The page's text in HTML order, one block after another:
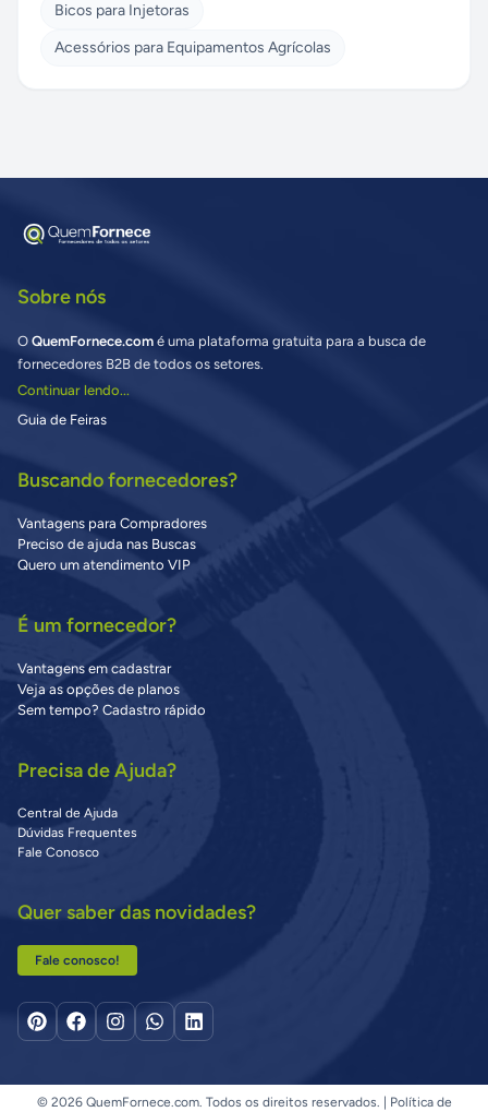
Bicos para Injetoras
Acessórios para Equipamentos Agrícolas
Sobre nós
O QuemFornece.com é uma plataforma gratuita para a busca de
fornecedores B2B de todos os setores.
Continuar lendo...
Guia de Feiras
Buscando fornecedores?
Vantagens para Compradores
Preciso de ajuda nas Buscas
Quero um atendimento VIP
É um fornecedor?
Vantagens em cadastrar
Veja as opções de planos
Sem tempo? Cadastro rápido
Precisa de Ajuda?
Central de Ajuda
Dúvidas Frequentes
Fale Conosco
Quer saber das novidades?
Fale conosco!
© 2026 QuemFornece.com. Todos os direitos reservados. | Política de